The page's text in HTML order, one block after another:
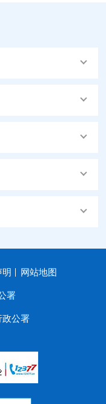
明 网站地图
署
政公署